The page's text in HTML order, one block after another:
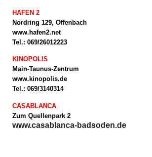
HAFEN 2
Nordring 129, Offenbach
www.hafen2.net
Tel.: 069/26012223
KINOPOLIS
Main-Taunus-Zentrum
www.kinopolis.de
Tel.: 069/3140314
CASABLANCA
Zum Quellenpark 2
www.casablanca-badsoden.de